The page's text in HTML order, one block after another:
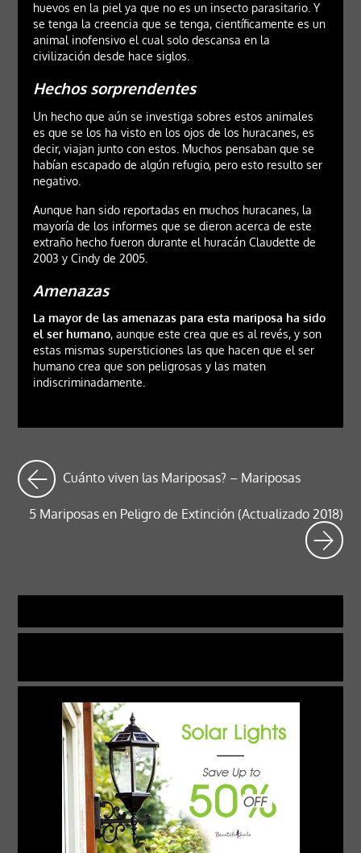
huevos en la piel ya que no es un insecto parasitario. Y
se tenga la creencia que se tenga, científicamente es un
animal inofensivo el cual solo descansa en la
civilización desde hace siglos.
Hechos sorprendentes
Un hecho que aún se investiga sobres estos animales
es que se los ha visto en los ojos de los huracanes, es
decir, viajan junto con estos. Muchos pensaban que se
habían escapado de algún refugio, pero esto resulto ser
negativo.
Aunque han sido reportadas en muchos huracanes, la
mayoría de los informes que se dieron acerca de este
extraño hecho fueron durante el huracán Claudette de
2003 y Cindy de 2005.
Amenazas
La mayor de las amenazas para esta mariposa ha sido
el ser humano, aunque este crea que es al revés, y son
estas mismas supersticiones las que hacen que el ser
humano crea que son peligrosas y las maten
indiscriminadamente.
Cuánto viven las Mariposas? – Mariposas
5 Mariposas en Peligro de Extinción (Actualizado 2018)